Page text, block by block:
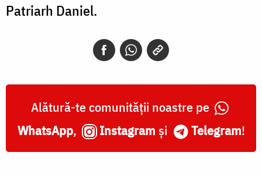
Patriarh Daniel.
Alătură-te comunității noastre pe
WhatsApp, Instagram și Telegram!